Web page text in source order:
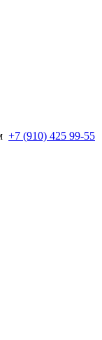
+7 (910) 425 99-55